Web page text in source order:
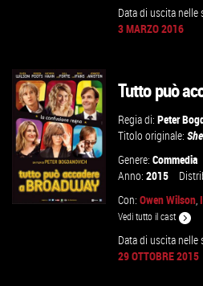
VAI ALLA SCHEDA
Data di uscita nelle
3 MARZO 2016
Tutto può
Regia di:Peter
Titolo originale:
Genere:Commedia
Anno:2015
Con:Owen Wilson,
Vedi tutto il cast
Data di uscita nelle
29 OTTOBRE 2015